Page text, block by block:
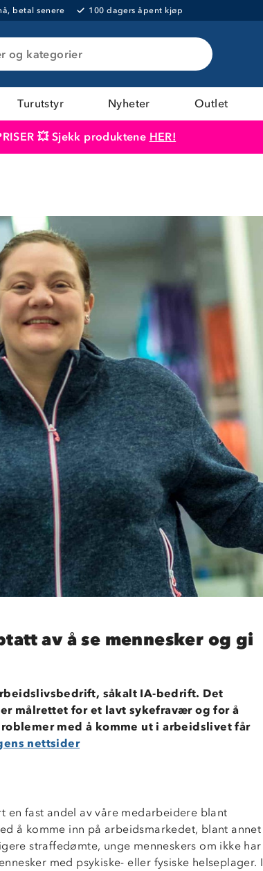
betal senere 100 dagers åpent kjøp
og kategorier
Turutstyr Nyheter Outlet
💥 Sjekk produktene HER!
av å se mennesker og gi
såkalt IA-bedrift. Det
målrettet for et lavt sykefravær og for å
med å komme ut i arbeidslivet får
nettsider
en fast andel av våre medarbeidere blant
å komme inn på arbeidsmarkedet, blant annet
straffedømte, unge menneskers om ikke har
med psykiske- eller fysiske helseplager. I